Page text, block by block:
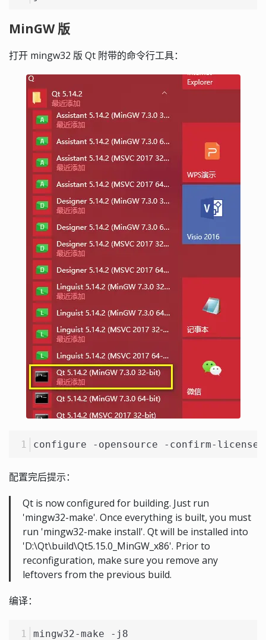
MinGW 版
打开 mingw32 版 Qt 附带的命令行工具：
configure -opensource -confirm-
配置完后提示：
Qt is now configured for building. Just run
'mingw32-make'. Once everything is built, you must
run 'mingw32-make install'. Qt will be installed into
'D:\Qt\build\Qt5.15.0_MinGW_x86'. Prior to
reconfiguration, make sure you remove any
leftovers from the previous build.
编译：
mingw32-make -j8